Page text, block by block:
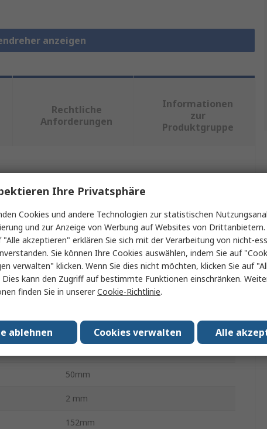
anzeigen
Rechtliche
Anforderungen
Informationen
zur
Produktgruppe
oder mehrere Eigenschaften auswählen.
Wiha
Schrauber
Typ Standard
50mm
2 mm
152mm
Ihre Privatsphäre
Cookies und andere Technologien zur statistischen
und zur Anzeige von Werbung auf Websites von
"Alle akzeptieren" erklären Sie sich mit der Verarbeitung von nicht-
Sie können Ihre Cookies auswählen, indem Sie auf
verwalten" klicken. Wenn Sie dies nicht möchten, klicken Sie auf
Dies kann den Zugriff auf bestimmte Funktionen einschränken.
finden Sie in unsererCookie-Richtlinie.
Alle
Cookies verwalten
ablehnen